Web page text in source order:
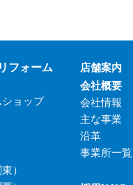
フォーム
ショップ
）
店舗案内
会社概要
会社情報
主な事業
沿革
事業所一覧